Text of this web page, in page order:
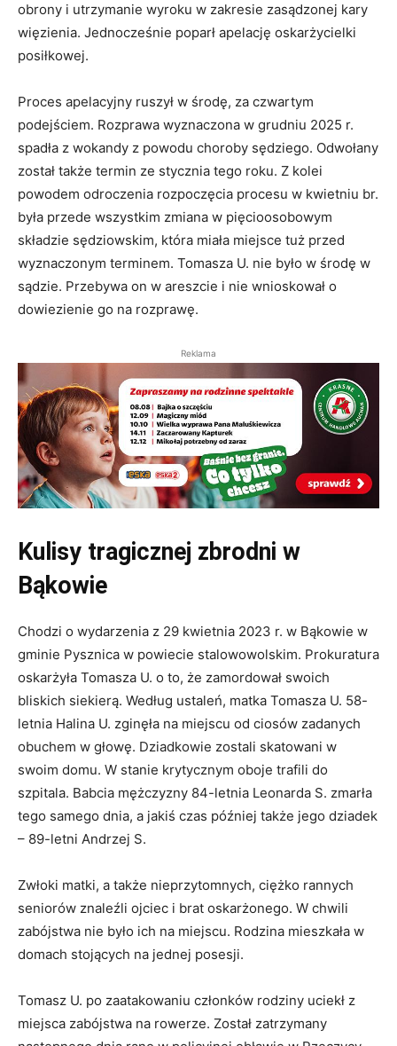
obrony i utrzymanie wyroku w zakresie zasądzonej kary
więzienia. Jednocześnie poparł apelację oskarżycielki
posiłkowej.
Proces apelacyjny ruszył w środę, za czwartym
podejściem. Rozprawa wyznaczona w grudniu 2025 r.
spadła z wokandy z powodu choroby sędziego. Odwołany
został także termin ze stycznia tego roku. Z kolei
powodem odroczenia rozpoczęcia procesu w kwietniu br.
była przede wszystkim zmiana w pięcioosobowym
składzie sędziowskim, która miała miejsce tuż przed
wyznaczonym terminem. Tomasza U. nie było w środę w
sądzie. Przebywa on w areszcie i nie wnioskował o
dowiezienie go na rozprawę.
Reklama
Kulisy tragicznej zbrodni w
Bąkowie
Chodzi o wydarzenia z 29 kwietnia 2023 r. w Bąkowie w
gminie Pysznica w powiecie stalowowolskim. Prokuratura
oskarżyła Tomasza U. o to, że zamordował swoich
bliskich siekierą. Według ustaleń, matka Tomasza U. 58-
letnia Halina U. zginęła na miejscu od ciosów zadanych
obuchem w głowę. Dziadkowie zostali skatowani w
swoim domu. W stanie krytycznym oboje trafili do
szpitala. Babcia mężczyzny 84-letnia Leonarda S. zmarła
tego samego dnia, a jakiś czas później także jego dziadek
– 89-letni Andrzej S.
Zwłoki matki, a także nieprzytomnych, ciężko rannych
seniorów znaleźli ojciec i brat oskarżonego. W chwili
zabójstwa nie było ich na miejscu. Rodzina mieszkała w
domach stojących na jednej posesji.
Tomasz U. po zaatakowaniu członków rodziny uciekł z
miejsca zabójstwa na rowerze. Został zatrzymany